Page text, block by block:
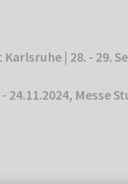
Karlsruhe | 28. - 29.
- 24.11.2024, Messe